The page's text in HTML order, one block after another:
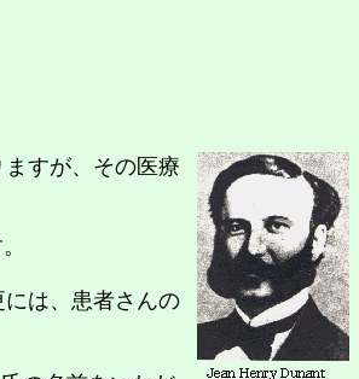
すが、その医療
は、患者さんの